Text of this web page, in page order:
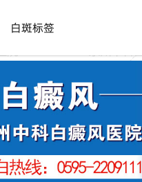
白斑标签